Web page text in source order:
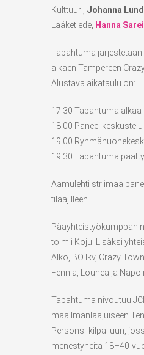
Kulttuuri, Johanna
Lääketiede, Hanna
Tapahtuma järjestetään
alkaen Tampereen
Alustava aikataulu on:
17:30 Tapahtuma alkaa
18:00 Paneelikeskustelu
19:00
19:30 Tapahtuma
Aamulehti striimaa
tilaajilleen.
toimii Koju. Lisäksi
Alko, BO lkv, Crazy
Fennia, Lounea ja Napoli.
Tapahtuma nivoutuu
maailmanlaajuiseen
Persons -kilpailuun,
menestyneitä 18–40-